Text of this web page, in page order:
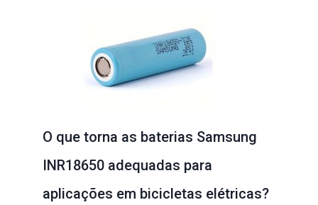
O que torna as baterias Samsung
INR18650 adequadas para
aplicações em bicicletas elétricas?